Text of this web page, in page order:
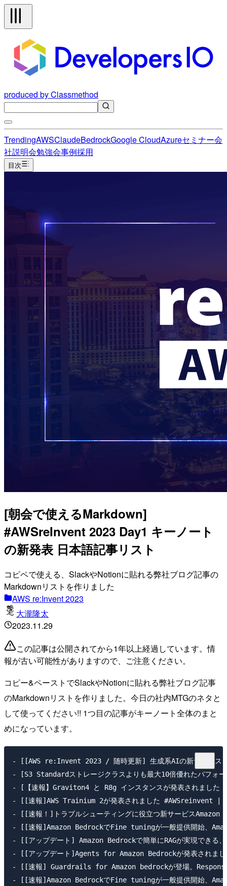
produced by Classmethod
TrendingAWSClaudeBedrockGoogle CloudAzureセミナー会
社説明会勉強会事例採用
目次
[朝会で使えるMarkdown]
#AWSreInvent 2023 Day1 キーノート
の新発表 日本語記事リスト
コピペで使える、SlackやNotionに貼れる弊社ブログ記事の
Markdownリストを作りました
AWS re:Invent 2023
大瀧隆太
2023.11.29
この記事は公開されてから1年以上経過しています。情
報が古い可能性がありますので、ご注意ください。
コピー&ペーストでSlackやNotionに貼れる弊社ブログ記事
のMarkdownリストを作りました。今日の社内MTGのネタと
して使ってください!! 1つ目の記事がキーノート全体のまと
めになっています。
- [[AWS re:Invent 2023 / 随時更新] 生成系AIの新サービ
- [S3 Standardストレージクラスよりも最大10倍優れたパ
- [【速報】Graviton4 と R8g インスタンスが発表され
- [[速報]AWS Trainium 2が発表されました
- [[速報！]トラブルシューティングに役立つ新サービス
- [[速報]Amazon BedrockでFine tuningが一般提供開始
- [[アップデート] Amazon Bedrockで簡単にRAGが実現
- [[アップデート]Agents for Amazon Bedrockが発表さ
- [[速報] Guardrails for Amazon bedrockが登場。
- [[速報]Amazon BedrockでFine tuningが一般提供開始